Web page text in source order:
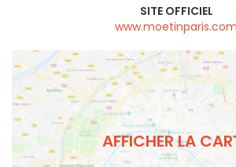
SITE OFFICIEL
www.moetinparis.com
AFFICHER LA